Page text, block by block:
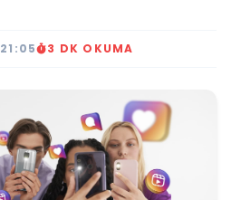
3 DK OKUMA